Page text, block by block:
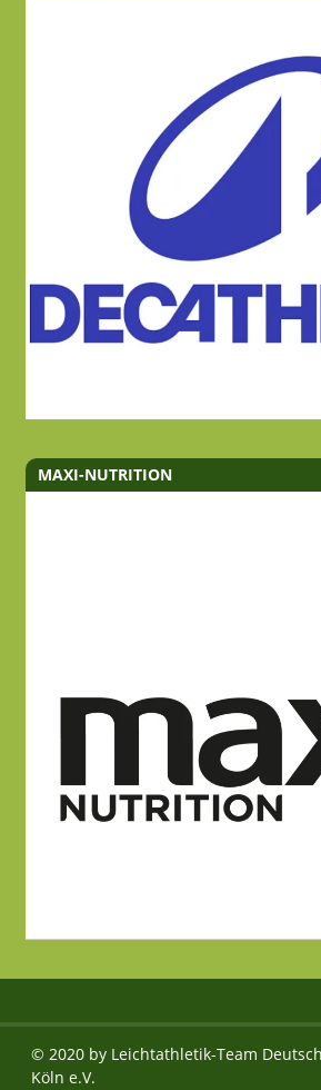
MAXI-NUTRITION
© 2020 by Leichtathletik-Team
Köln e.V.